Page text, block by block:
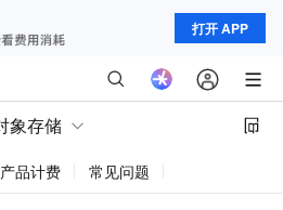
打开 APP
象存储
产品计费 常见问题